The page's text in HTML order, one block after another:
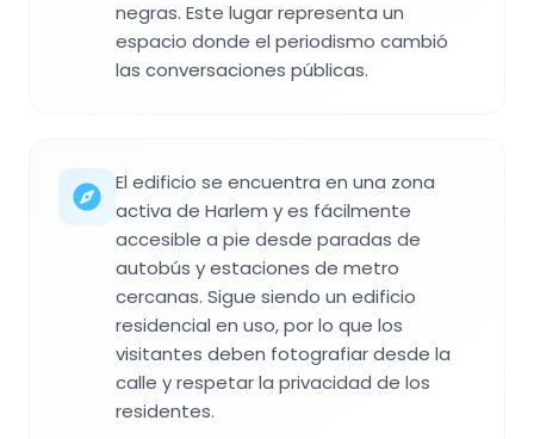
negras. Este lugar representa un
espacio donde el periodismo cambió
las conversaciones públicas.
El edificio se encuentra en una zona
activa de Harlem y es fácilmente
accesible a pie desde paradas de
autobús y estaciones de metro
cercanas. Sigue siendo un edificio
residencial en uso, por lo que los
visitantes deben fotografiar desde la
calle y respetar la privacidad de los
residentes.